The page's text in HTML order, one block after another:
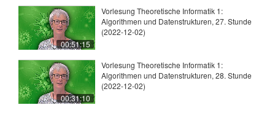
00:51:15
Vorlesung Theoretische Informatik 1:
Algorithmen und Datenstrukturen, 27. Stunde
(2022-12-02)
00:31:10
Vorlesung Theoretische Informatik 1:
Algorithmen und Datenstrukturen, 28. Stunde
(2022-12-02)